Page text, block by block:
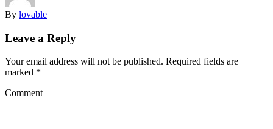
By lovable
Leave a Reply
Your email address will not be published. Required fields are
marked *
Comment